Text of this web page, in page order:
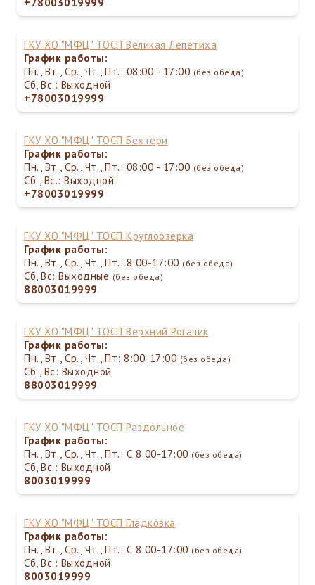
ГКУ ХО "МФЦ" ТОСП Великая Лепетиха
График работы:
Пн., Вт., Ср., Чт., Пт.: 08:00 - 17:00 (без обеда)
Сб, Вс.: Выходной
+78003019999
ГКУ ХО "МФЦ" ТОСП Бехтери
График работы:
Пн., Вт., Ср., Чт., Пт.: 08:00 - 17:00 (без обеда)
Сб., Вс.: Выходной
+78003019999
ГКУ ХО "МФЦ" ТОСП Круглоозёрка
График работы:
Пн., Вт., Ср., Чт., Пт.: 8:00-17:00 (без обеда)
Сб, Вс: Выходные (без обеда)
88003019999
ГКУ ХО "МФЦ" ТОСП Верхний Рогачик
График работы:
Пн., Вт., Ср., Чт., Пт: 8:00-17:00 (без обеда)
Сб., Вс: Выходной
88003019999
ГКУ ХО "МФЦ" ТОСП Раздольное
График работы:
Пн., Вт., Ср., Чт., Пт.: С 8:00-17:00 (без обеда)
Сб, Вс.: Выходной
8003019999
ГКУ ХО "МФЦ" ТОСП Гладковка
График работы:
Пн., Вт., Ср., Чт., Пт.: С 8:00-17:00 (без обеда)
Сб, Вс.: Выходной
8003019999